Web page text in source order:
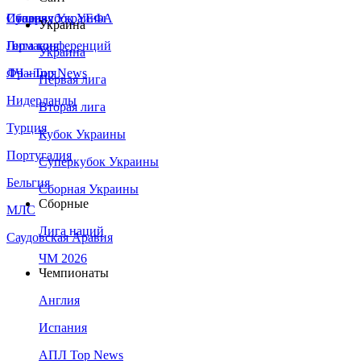
Сборная Украины
Италия
Германия
Франция
Нидерланды
Турция
Португалия
Бельгия
МЛС
Саудовская Аравия
Суперкубок УЕФА
Лига конференций
ЛЧ - Top News
Украина
Украина
Первая лига
Вторая лига
Кубок Украины
Суперкубок Украины
Сборная Украины
Сборные
Лига наций
ЧМ 2026
Чемпионаты
Англия
Испания
АПЛ Top News